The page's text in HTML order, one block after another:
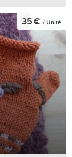
35 € / Unité